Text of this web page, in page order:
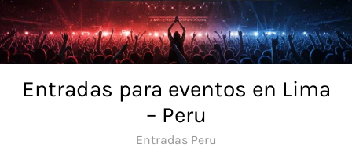
Skip
to
content
Entradas para eventos en Lima
– Peru
Entradas Peru